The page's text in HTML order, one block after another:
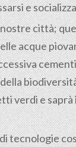
e
città;
acque
verdi e
tecnologie